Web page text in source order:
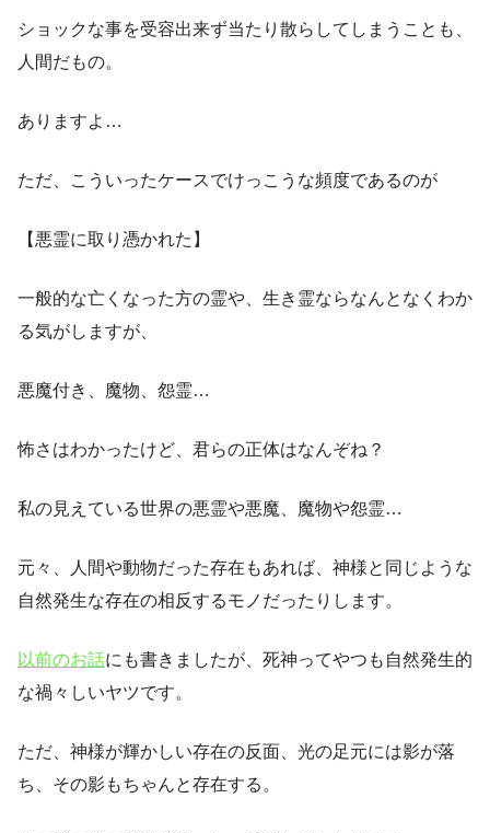
ショックな事を受容出来ず当たり散らしてしまうことも、
人間だもの。
ありますよ…
ただ、こういったケースでけっこうな頻度であるのが
【悪霊に取り憑かれた】
一般的な亡くなった方の霊や、生き霊ならなんとなくわか
る気がしますが、
悪魔付き、魔物、怨霊…
怖さはわかったけど、君らの正体はなんぞね？
私の見えている世界の悪霊や悪魔、魔物や怨霊…
元々、人間や動物だった存在もあれば、神様と同じような
自然発生な存在の相反するモノだったりします。
以前のお話にも書きましたが、死神ってやつも自然発生的
な禍々しいヤツです。
ただ、神様が輝かしい存在の反面、光の足元には影が落
ち、その影もちゃんと存在する。